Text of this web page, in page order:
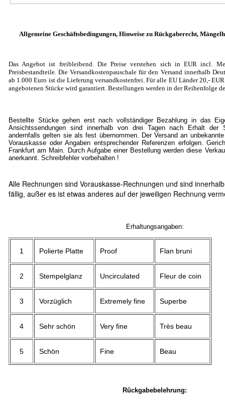
Allgemeine Geschäftsbedingungen, Hinweise zu Rückgaberecht,
Das Angebot ist freibleibend. Die Preise verstehen sich in EUR incl.
Preisbestandteile. Die Versandkostenpauschale für den Versand innerhalb
ab 1.000 Euro ist die Lieferung versandkostenfrei. Für alle EU Länder 20,-
angebotenen Stücke wird garantiert. Bestellungen werden in der Reihenfolge
Bestellte Stücke gehen erst nach vollständiger Bezahlung in das
Ansichtssendungen sind innerhalb von drei Tagen nach Erhalt der
andernfalls gelten sie als fest übernommen. Der Versand an
Vorauskasse oder Angaben entsprechender Referenzen erfolgen.
Frankfurt am Main. Durch Aufgabe einer Bestellung werden diese
anerkannt. Schreibfehler vorbehalten !
Alle Rechnungen sind Vorauskasse-Rechnungen und sind
fällig, außer es ist etwas anderes auf der jeweiligen Rechnung
Erhaltungsangaben:
1 Polierte Platte Proof Flan bruni
2 Stempelglanz Uncirculated Fleur de coin
3 Vorzüglich Extremely fine Superbe
4 Sehr schön Very fine Très beau
5 Schön Fine Beau
Rückgabebelehrung: